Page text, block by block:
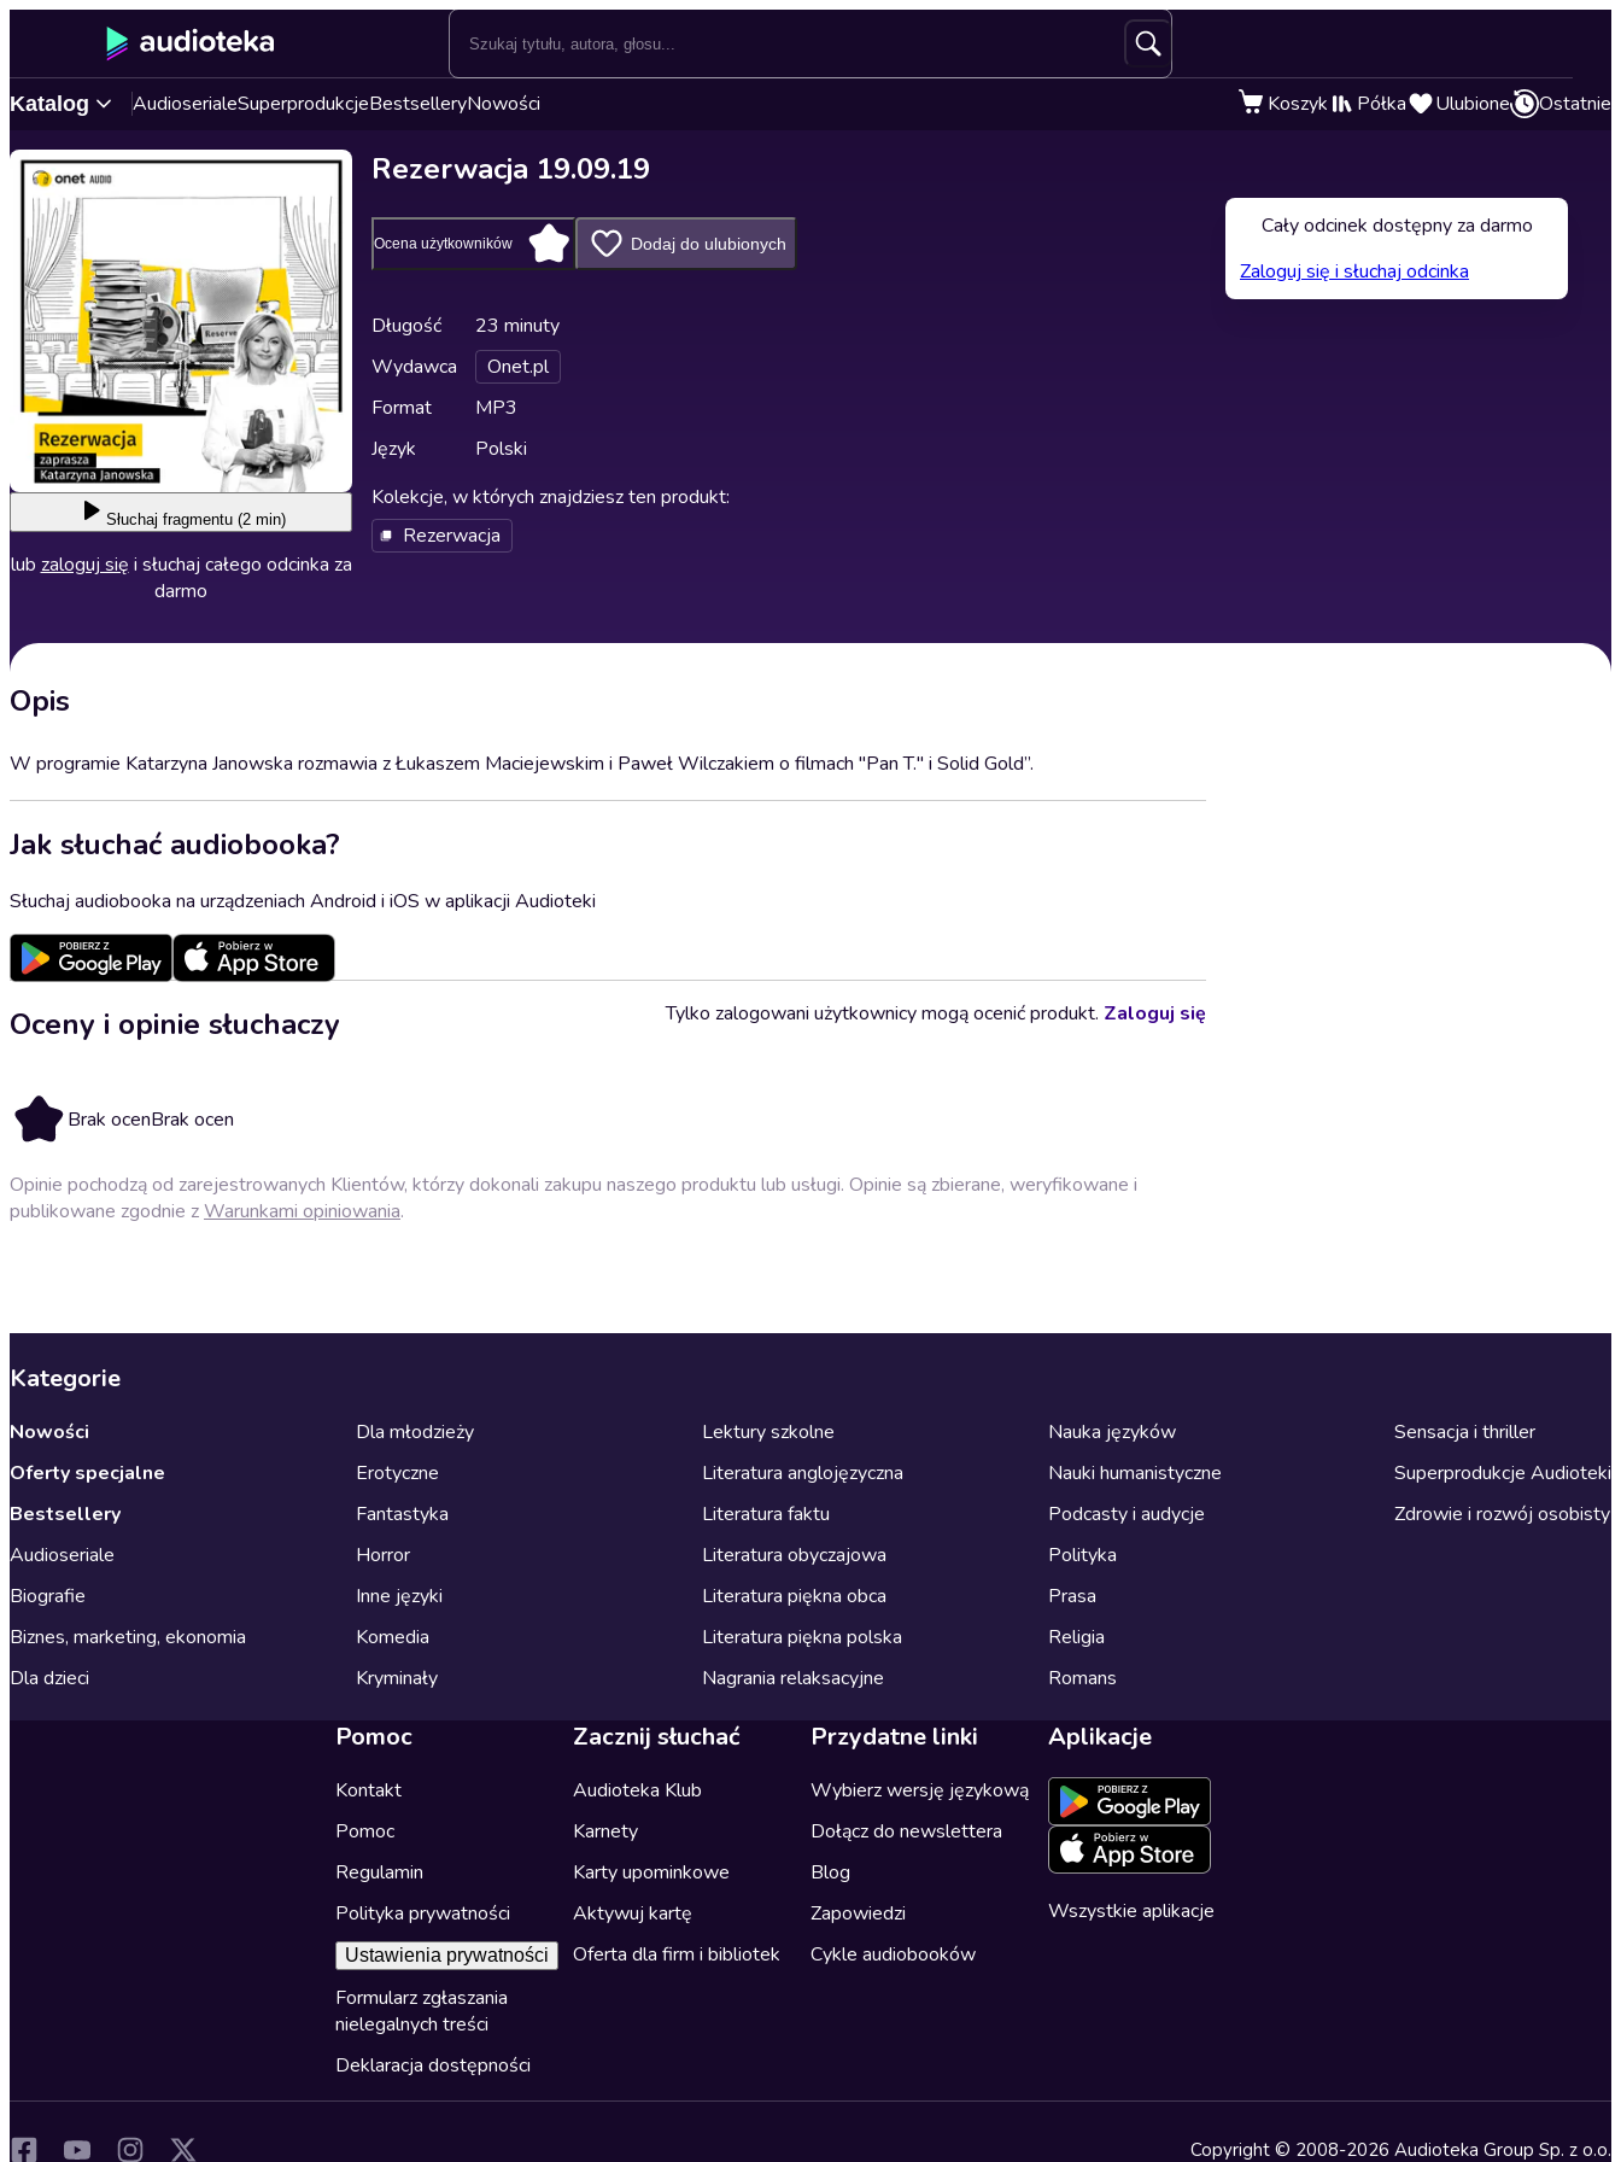
Katalog AudioserialeSuperprodukcjeBestselleryNowości Koszyk Półka Ulubione Ostatnie
Słuchaj fragmentu (2 min)
lub zaloguj się i słuchaj całego odcinka za
darmo
Rezerwacja 19.09.19
Ocena użytkowników Dodaj do ulubionych
Długość
23 minuty
Wydawca
Onet.pl
Format
MP3
Język
Polski
Kolekcje, w których znajdziesz ten produkt:
Rezerwacja
Opis
W programie Katarzyna Janowska rozmawia z Łukaszem Maciejewskim i Paweł Wilczakiem o filmach "Pan T." i Solid Gold”.
Jak słuchać audiobooka?
Słuchaj audiobooka na urządzeniach Android i iOS w aplikacji Audioteki
Oceny i opinie słuchaczy
Brak ocenBrak ocen
Tylko zalogowani użytkownicy mogą ocenić produkt. Zaloguj się
Opinie pochodzą od zarejestrowanych Klientów, którzy dokonali zakupu naszego produktu lub usługi. Opinie są zbierane, weryfikowane i
publikowane zgodnie zWarunkami opiniowania.
Cały odcinek dostępny za darmo
Zaloguj się i słuchaj odcinka
Kategorie
Nowości
Oferty specjalne
Bestsellery
Audioseriale
Biografie
Biznes, marketing, ekonomia
Dla dzieci
Dla młodzieży
Erotyczne
Fantastyka
Horror
Inne języki
Komedia
Kryminały
Lektury szkolne
Literatura anglojęzyczna
Literatura faktu
Literatura obyczajowa
Literatura piękna obca
Literatura piękna polska
Nagrania relaksacyjne
Nauka języków
Nauki humanistyczne
Podcasty i audycje
Polityka
Prasa
Religia
Romans
Sensacja i thriller
Superprodukcje Audioteki
Zdrowie i rozwój osobisty
Pomoc
Kontakt
Pomoc
Regulamin
Polityka prywatności
Ustawienia prywatności
Formularz zgłaszania
nielegalnych treści
Deklaracja dostępności
Zacznij słuchać
Audioteka Klub
Karnety
Karty upominkowe
Aktywuj kartę
Oferta dla firm i bibliotek
Przydatne linki
Wybierz wersję językową
Dołącz do newslettera
Blog
Zapowiedzi
Cykle audiobooków
Aplikacje
Wszystkie aplikacje
Copyright © 2008-2026 Audioteka Group Sp. z o.o.